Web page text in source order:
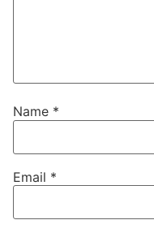
Name *
Email *